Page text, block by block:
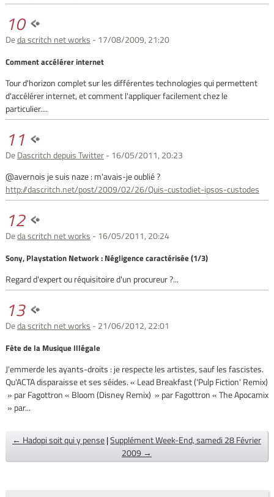
10
Deda scritch net works - 17/08/2009, 21:20
Comment accélérer internet
Tour d'horizon complet sur les différentes technologies qui permettent
d'accélérer internet, et comment l'appliquer facilement chez le
particulier....
11
DeDascritch depuis Twitter- 16/05/2011, 20:23
@avernois je suis naze : m'avais-je oublié ?
http://dascritch.net/post/2009/02/26/Quis-custodiet-ipsos-custodes
12
Deda scritch net works - 16/05/2011, 20:24
Sony, Playstation Network : Négligence caractérisée (1/3)
Regard d'expert ou réquisitoire d'un procureur ?...
13
Deda scritch net works - 21/06/2012, 22:01
Fête de la Musique Illégale
J'emmerde les ayants-droits : je respecte les artistes, sauf les fascistes.
Qu'ACTA disparaisse et ses séides. « Lead Breakfast ('Pulp Fiction' Remix)
» par Fagottron « Bloom (Disney Remix) » par Fagottron « The Apocamix
» par...
← Hadopi soit qui y pense|Supplément Week-End, samedi 28 Février
2009 →